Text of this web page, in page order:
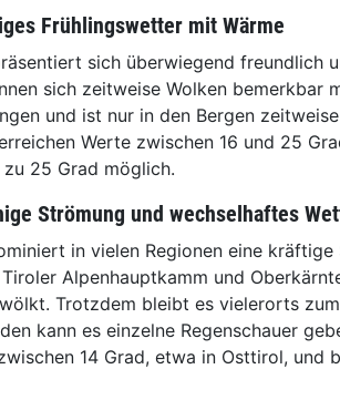
Frühlingswetter mit Wärme
sich überwiegend freundlich
sich zeitweise Wolken bemerkbar
und ist nur in den Bergen
Werte zwischen 16 und 25
25 Grad möglich.
Strömung und wechselhaftes
in vielen Regionen eine kräftige
Alpenhauptkamm und
Trotzdem bleibt es vielerorts
kann es einzelne Regenschauer
14 Grad, etwa in Osttirol, und